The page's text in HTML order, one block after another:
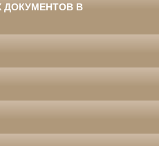
ДОКУМЕНТОВ В